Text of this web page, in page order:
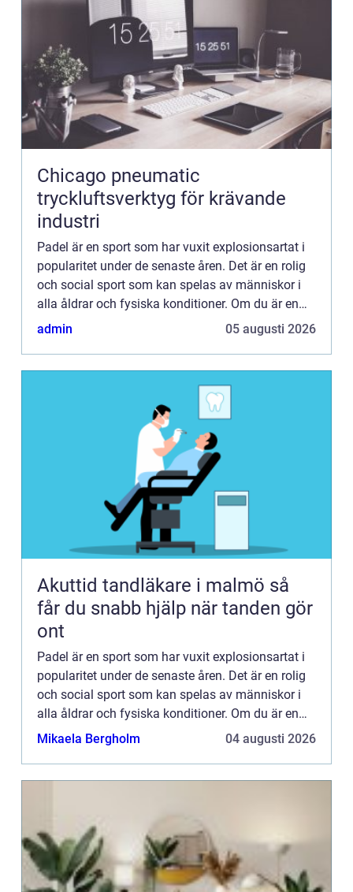
Chicago pneumatic
tryckluftsverktyg för krävande
industri
Padel är en sport som har vuxit explosionsartat i
popularitet under de senaste åren. Det är en rolig
och social sport som kan spelas av människor i
alla åldrar och fysiska konditioner. Om du är en
padelentusiast och ha...
admin 05 augusti 2026
Akuttid tandläkare i malmö så
får du snabb hjälp när tanden gör
ont
Padel är en sport som har vuxit explosionsartat i
popularitet under de senaste åren. Det är en rolig
och social sport som kan spelas av människor i
alla åldrar och fysiska konditioner. Om du är en
padelentusiast och ha...
Mikaela Bergholm 04 augusti 2026